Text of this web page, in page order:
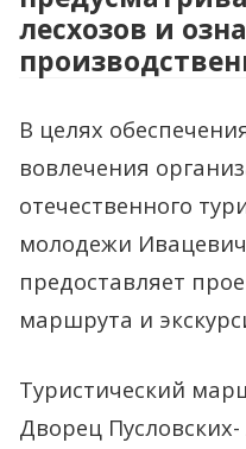
лесхозов и
В целях
вовлечения
отечественного
молодежи
предоставляет
маршрута и
Туристический
Дворец